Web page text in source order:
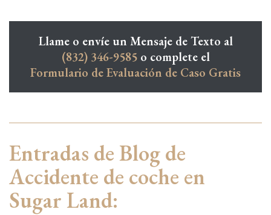
Llame o envíe un Mensaje de Texto al
(832) 346-9585o complete el
Formulario de Evaluación de Caso Gratis
Entradas de Blog de
Accidente de coche en
Sugar Land: